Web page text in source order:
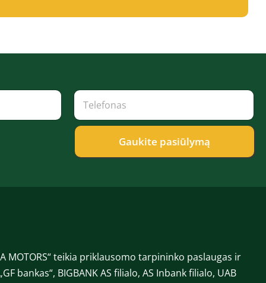
T
l
e
o
n
a
d
Gaukite pasiūlymą
MOTORS“ teikia priklausomo tarpininko paslaugas ir
bankas“, BIGBANK AS filialo, AS Inbank filialo, UAB